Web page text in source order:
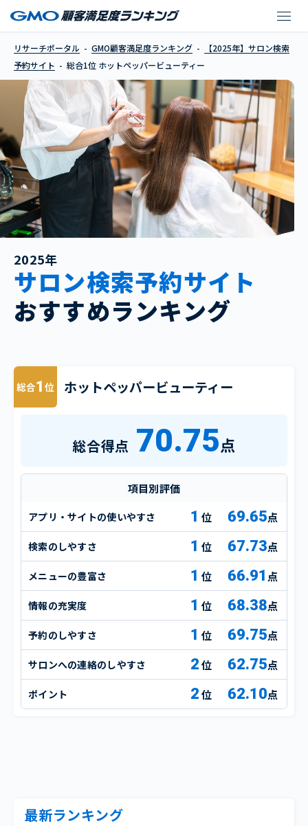
ホットペッパービュー
リサーチポータル GMO顧客満足度ランキング
【2025年】サロン検索
予約サイト
総合1位 ホットペッパービューティー
2025年
サロン検索予約サイト
おすすめランキング
総合1 位 ホットペッパービューティー
総合得点 70.75点
項目別評価
アプリ・サイトの使いやすさ 1 69.65点
検索のしやすさ 1 67.73点
メニューの豊富さ 1 66.91 点
情報の充実度 1 68.38点
予約のしやすさ 1 69.75点
サロンへの連絡のしやすさ 2 62.75点
ポイント 2 62.10点
最新ランキング